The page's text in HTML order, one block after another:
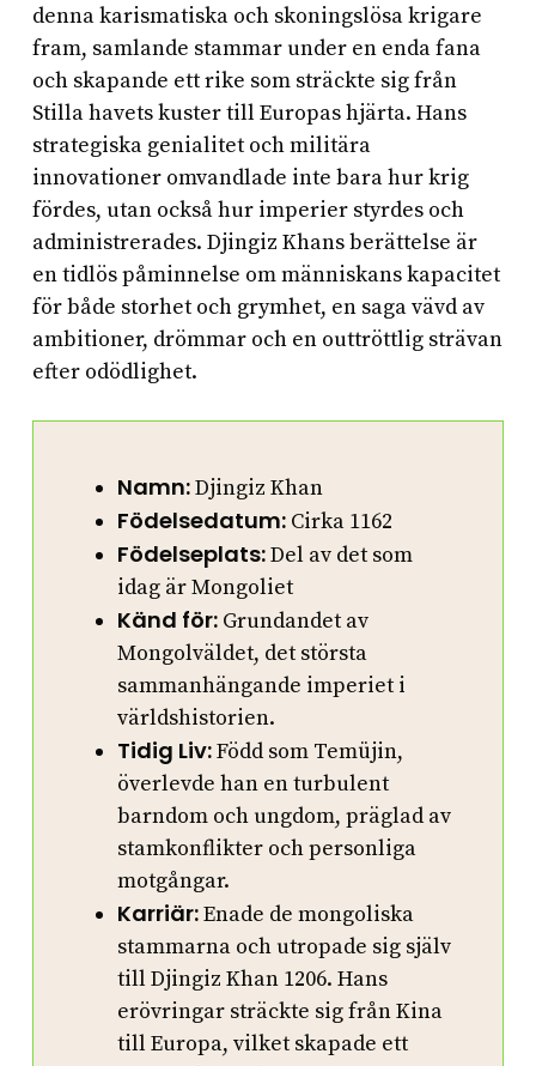
denna karismatiska och skoningslösa krigare
fram, samlande stammar under en enda fana
och skapande ett rike som sträckte sig från
Stilla havets kuster till Europas hjärta. Hans
strategiska genialitet och militära
innovationer omvandlade inte bara hur krig
fördes, utan också hur imperier styrdes och
administrerades. Djingiz Khans berättelse är
en tidlös påminnelse om människans kapacitet
för både storhet och grymhet, en saga vävd av
ambitioner, drömmar och en outtröttlig strävan
efter odödlighet.
Namn:Djingiz Khan
Födelsedatum: Cirka 1162
Födelseplats:Del av det som
idag är Mongoliet
Känd för: Grundandet av
Mongolväldet, det största
sammanhängande imperiet i
världshistorien.
Tidig Liv:Född som Temüjin,
överlevde han en turbulent
barndom och ungdom, präglad av
stamkonflikter och personliga
motgångar.
Karriär:Enade de mongoliska
stammarna och utropade sig själv
till Djingiz Khan 1206. Hans
erövringar sträckte sig från Kina
till Europa, vilket skapade ett